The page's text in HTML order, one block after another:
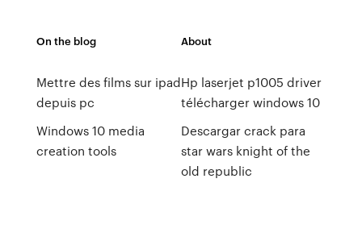
On the blog
Mettre des films sur ipad
depuis pc
Windows 10 media
creation tools
About
Hp laserjet p1005 driver
télécharger windows 10
Descargar crack para
star wars knight of the
old republic